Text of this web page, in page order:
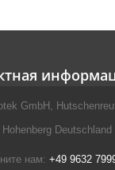
GmbH,
Deutschland
нам: +49 9632